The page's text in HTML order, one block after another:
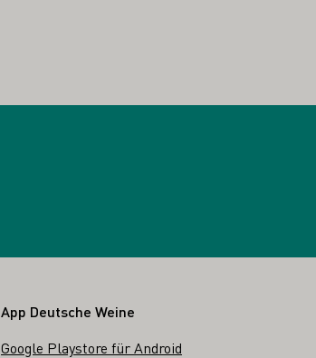
App Deutsche Weine
Google Playstore für Android